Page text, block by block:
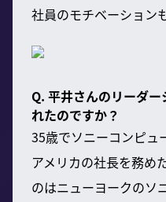
社員のモチベーション
Q. 平井さんのリーダ
れたのですか？
35歳でソニーコンピュ
アメリカの社長を務め
のはニューヨークのソ